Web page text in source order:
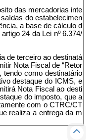
das mercadorias inte
do estabelecimen
a base de cálculo d
24 da Lei nº 6.374/
de terceiro ao destinatá
Nota Fiscal de “Retor
tendo como destinatário
destaque do ICMS, e
Nota Fiscal ao desti
do imposto, que a
com o CTRC/CT
realiza a entrega da m